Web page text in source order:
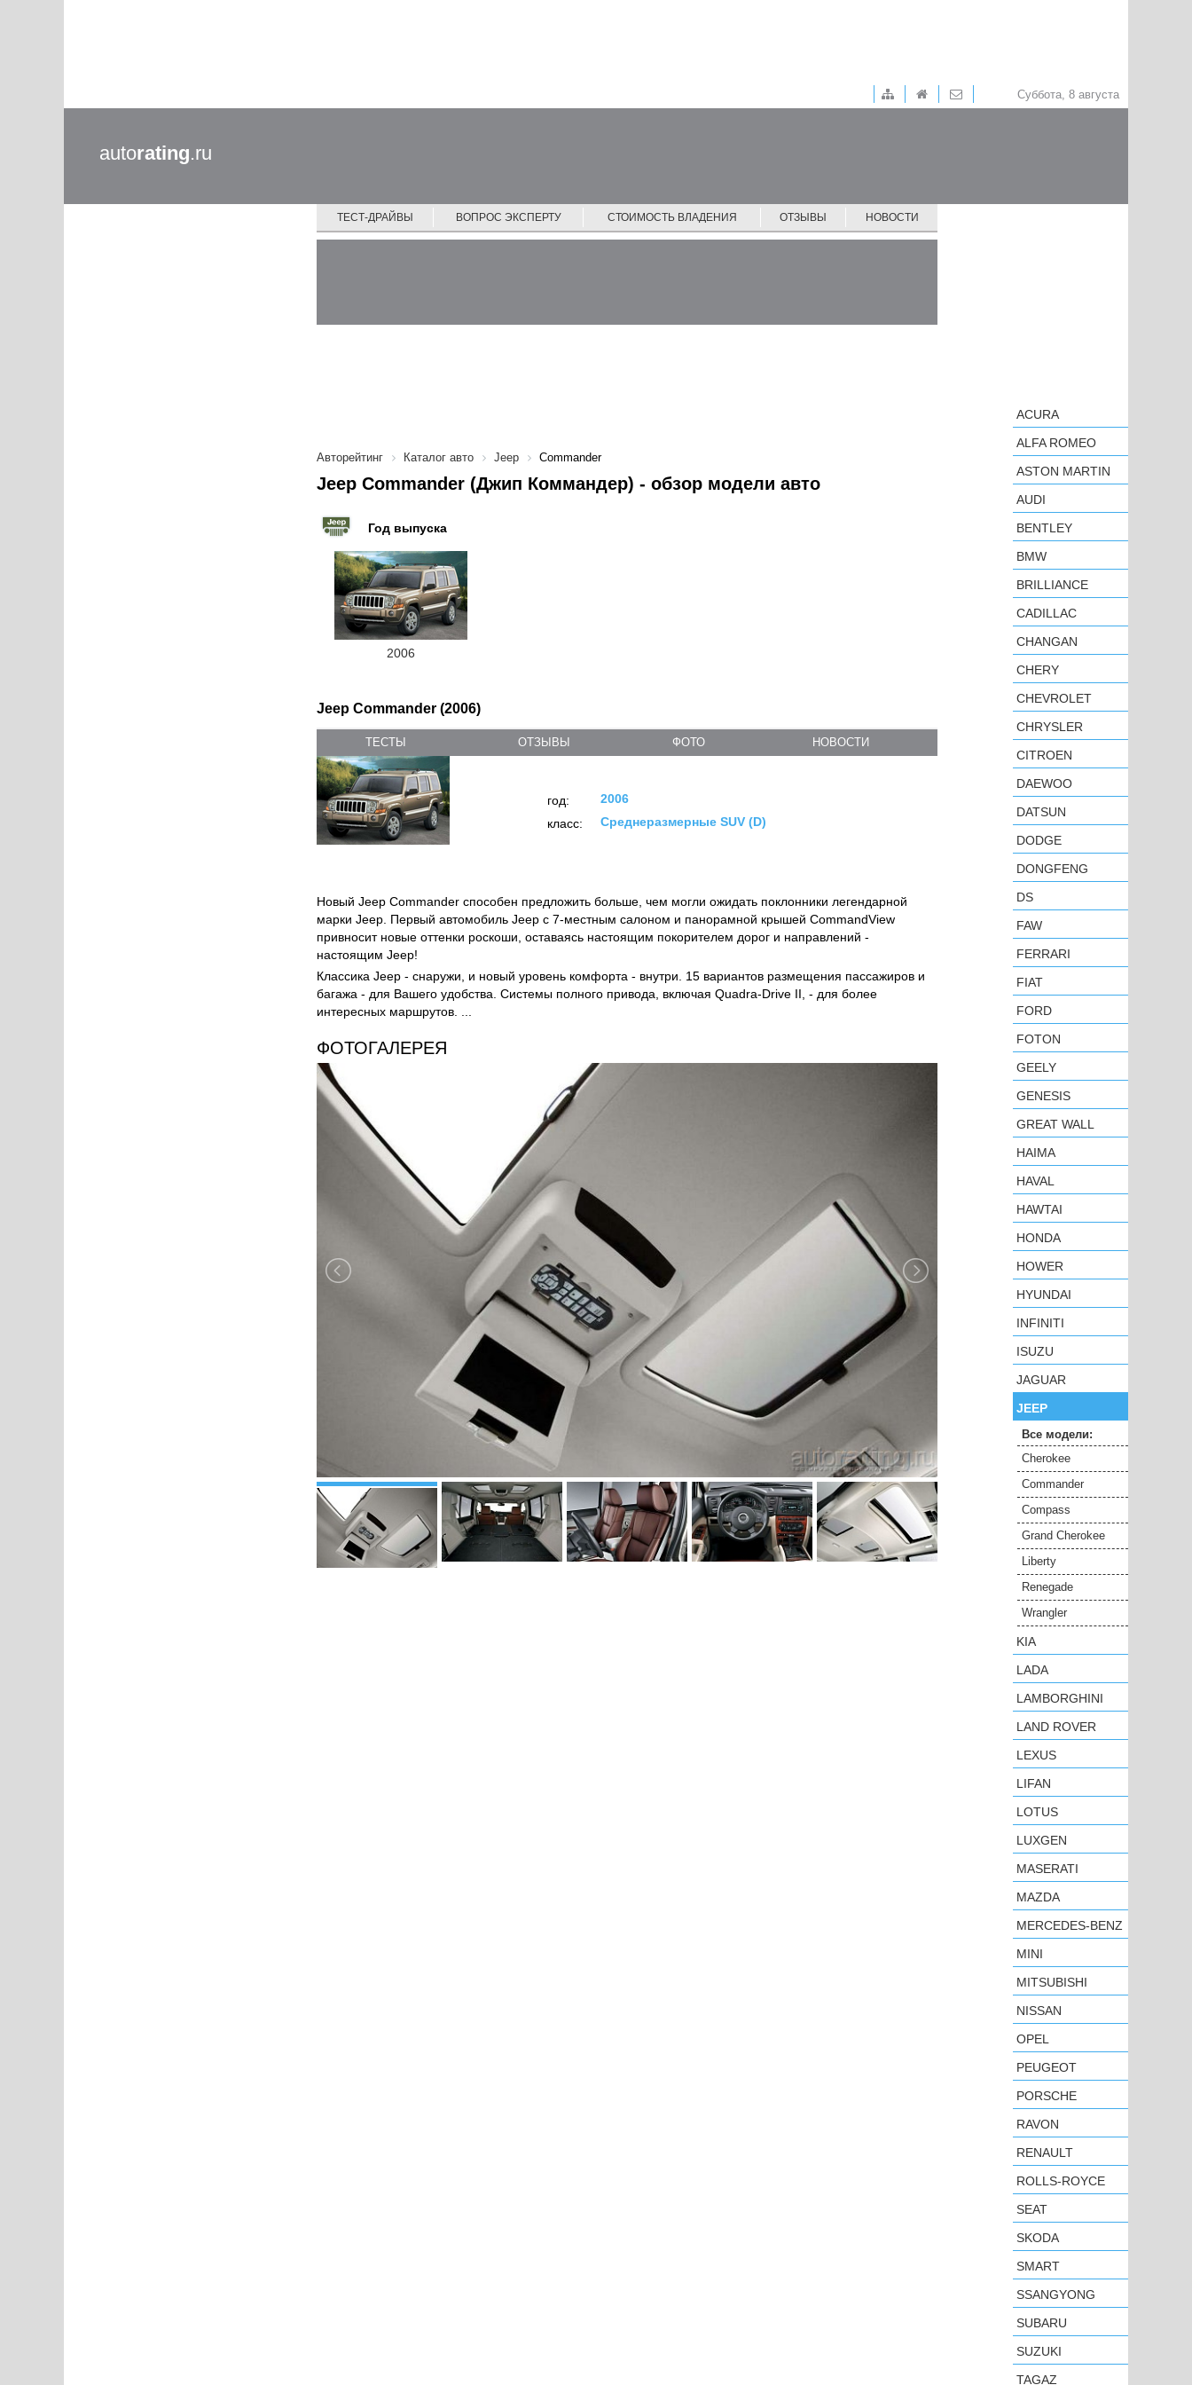
Суббота, 8 августа
autorating.ru
ТЕСТ-ДРАЙВЫ ВОПРОС ЭКСПЕРТУ СТОИМОСТЬ ВЛАДЕНИЯ ОТЗЫВЫ НОВОСТИ
Авторейтинг Каталог авто Jeep Commander
Jeep Commander (Джип Коммандер) - обзор модели авто
Год выпуска
2006
Jeep Commander (2006)
ТЕСТЫ ОТЗЫВЫ ФОТО НОВОСТИ
год:
2006
класс:
Среднеразмерные SUV (D)
Новый Jeep Commander способен предложить больше, чем могли ожидать поклонники легендарной
марки Jeep. Первый автомобиль Jeep с 7-местным салоном и панорамной крышей CommandView
привносит новые оттенки роскоши, оставаясь настоящим покорителем дорог и направлений -
настоящим Jeep!
Классика Jeep - снаружи, и новый уровень комфорта - внутри. 15 вариантов размещения пассажиров и
багажа - для Вашего удобства. Системы полного привода, включая Quadra-Drive II, - для более
интересных маршрутов. ...
ФОТОГАЛЕРЕЯ
ACURA
ALFA ROMEO
ASTON MARTIN
AUDI
BENTLEY
BMW
BRILLIANCE
CADILLAC
CHANGAN
CHERY
CHEVROLET
CHRYSLER
CITROEN
DAEWOO
DATSUN
DODGE
DONGFENG
DS
FAW
FERRARI
FIAT
FORD
FOTON
GEELY
GENESIS
GREAT WALL
HAIMA
HAVAL
HAWTAI
HONDA
HOWER
HYUNDAI
INFINITI
ISUZU
JAGUAR
JEEP
Все модели:
Cherokee
Commander
Compass
Grand Cherokee
Liberty
Renegade
Wrangler
KIA
LADA
LAMBORGHINI
LAND ROVER
LEXUS
LIFAN
LOTUS
LUXGEN
MASERATI
MAZDA
MERCEDES-BENZ
MINI
MITSUBISHI
NISSAN
OPEL
PEUGEOT
PORSCHE
RAVON
RENAULT
ROLLS-ROYCE
SEAT
SKODA
SMART
SSANGYONG
SUBARU
SUZUKI
TAGAZ